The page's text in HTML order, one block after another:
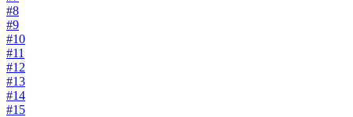
#8
#9
#10
#11
#12
#13
#14
#15